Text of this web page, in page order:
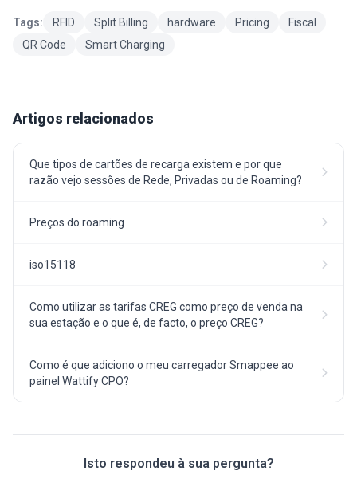
Tags: RFID Split Billing hardware Pricing
Fiscal
QR Code
Smart Charging
Artigos relacionados
Que tipos de cartões de recarga existem e por que
razão vejo sessões de Rede, Privadas ou de Roaming?
Preços do roaming
iso15118
Como utilizar as tarifas CREG como preço de venda na
sua estação e o que é, de facto, o preço CREG?
Como é que adiciono o meu carregador Smappee ao
painel Wattify CPO?
Isto respondeu à sua pergunta?